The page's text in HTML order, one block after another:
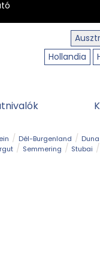
Hollandia
Dél-Burgenland
Semmering Stubai